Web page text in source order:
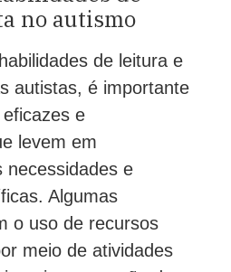
no autismo
de leitura e
autistas, é importante
e
levem em
necessidades e
Algumas
o uso de recursos
meio de atividades